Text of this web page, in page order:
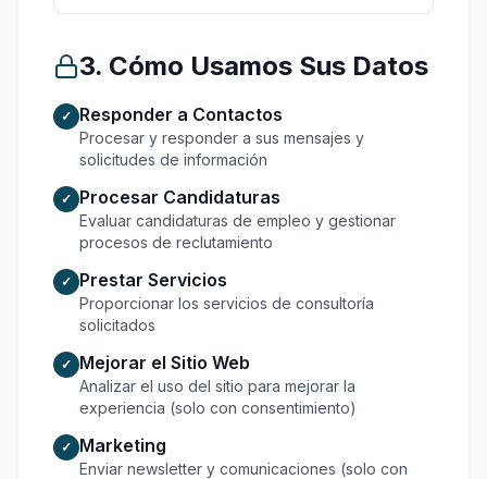
3. Cómo Usamos Sus Datos
✓ Responder a Contactos
Procesar y responder a sus mensajes y
solicitudes de información
✓ Procesar Candidaturas
Evaluar candidaturas de empleo y gestionar
procesos de reclutamiento
✓ Prestar Servicios
Proporcionar los servicios de consultoría
solicitados
✓ Mejorar el Sitio Web
Analizar el uso del sitio para mejorar la
experiencia (solo con consentimiento)
✓ Marketing
Enviar newsletter y comunicaciones (solo con